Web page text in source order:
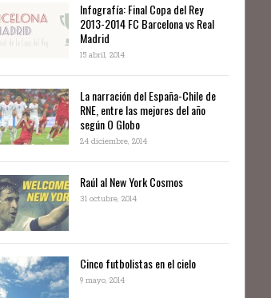
Infografía: Final Copa del Rey
2013-2014 FC Barcelona vs Real
Madrid
15 abril, 2014
La narración del España-Chile de
RNE, entre las mejores del año
según O Globo
24 diciembre, 2014
Raúl al New York Cosmos
31 octubre, 2014
Cinco futbolistas en el cielo
9 mayo, 2014